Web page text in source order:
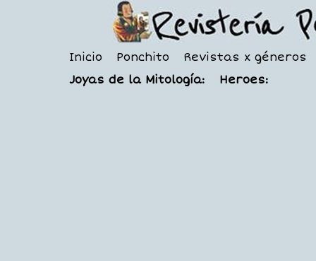
Inicio Ponchito
Revistas x géneros
Joyas de la Mitología:
Heroes: